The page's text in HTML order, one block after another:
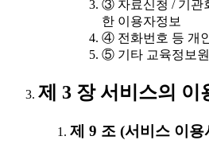
③ 자료신청 / 기관
한 이용자정보
④ 전화번호 등 개
⑤ 기타 교육정보
제 3 장 서비스의 이
제 9 조 (서비스 이용